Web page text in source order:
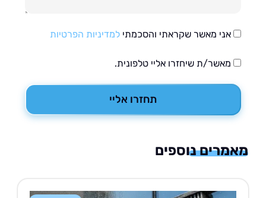
אני מאשר שקראתי והסכמתילמדיניות הפרטיות
מאשר/ת שיחזרו אליי טלפונית.
תחזרו אליי
נוספים